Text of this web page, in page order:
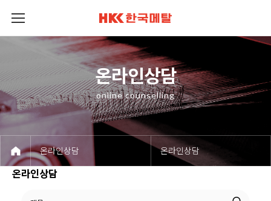
회사소개
제품소개
제품정보
공정 및 설비
고객센터
온라인상담
online counselling
온라인상담 온라인상담
온라인상담